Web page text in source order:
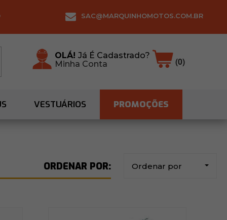
SAC@MARQUINHOMOTOS.COM.BR
OLÁ!Já É Cadastrado?
Minha Conta
(0)
VESTUÁRIOS PROMOÇÕES
Ordenar por